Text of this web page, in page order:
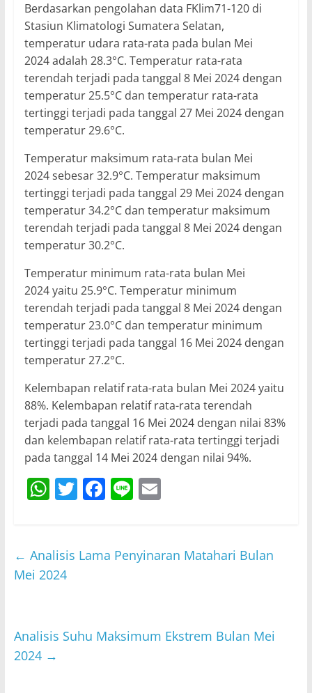
Berdasarkan pengolahan data FKlim71-120 di
Stasiun Klimatologi Sumatera Selatan,
temperatur udara rata-rata pada bulan Mei
2024 adalah 28.3°C. Temperatur rata-rata
terendah terjadi pada tanggal 8 Mei 2024 dengan
temperatur 25.5°C dan temperatur rata-rata
tertinggi terjadi pada tanggal 27 Mei 2024 dengan
temperatur 29.6°C.
Temperatur maksimum rata-rata bulan Mei
2024 sebesar 32.9°C. Temperatur maksimum
tertinggi terjadi pada tanggal 29 Mei 2024 dengan
temperatur 34.2°C dan temperatur maksimum
terendah terjadi pada tanggal 8 Mei 2024 dengan
temperatur 30.2°C.
Temperatur minimum rata-rata bulan Mei
2024 yaitu 25.9°C. Temperatur minimum
terendah terjadi pada tanggal 8 Mei 2024 dengan
temperatur 23.0°C dan temperatur minimum
tertinggi terjadi pada tanggal 16 Mei 2024 dengan
temperatur 27.2°C.
Kelembapan relatif rata-rata bulan Mei 2024 yaitu
88%. Kelembapan relatif rata-rata terendah
terjadi pada tanggal 16 Mei 2024 dengan nilai 83%
dan kelembapan relatif rata-rata tertinggi terjadi
pada tanggal 14 Mei 2024 dengan nilai 94%.
W
s
A
T
er
F
e
k
Li E
l
← Analisis Lama Penyinaran Matahari Bulan
Mei 2024
Analisis Suhu Maksimum Ekstrem Bulan Mei
2024 →